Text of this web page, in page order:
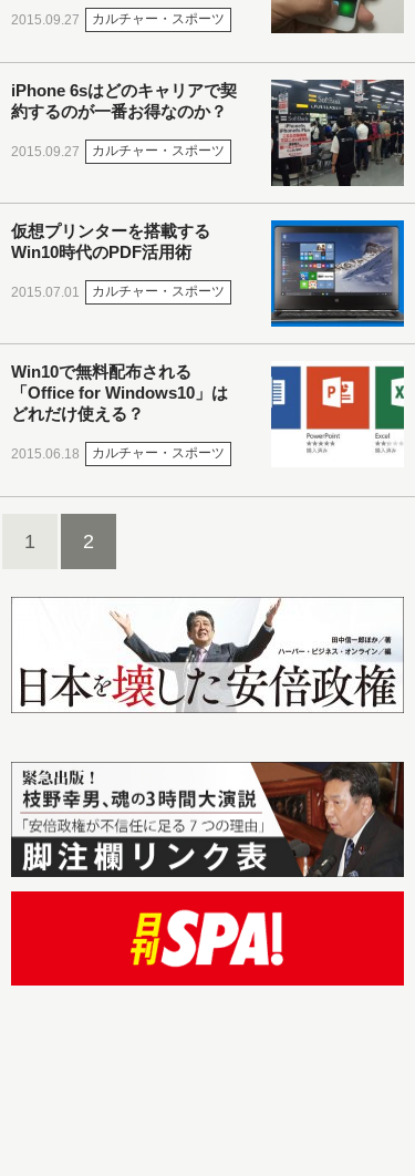
2015.09.27 カルチャー・スポーツ
iPhone 6sはどのキャリアで契
約するのが一番お得なのか？
2015.09.27 カルチャー・スポーツ
仮想プリンターを搭載する
Win10時代のPDF活用術
2015.07.01 カルチャー・スポーツ
Win10で無料配布される
「Office for Windows10」は
どれだけ使える？
2015.06.18 カルチャー・スポーツ
1 2